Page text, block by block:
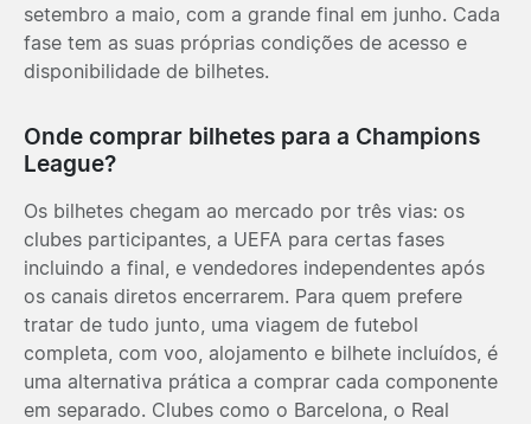
setembro a maio, com a grande final em junho. Cada
fase tem as suas próprias condições de acesso e
disponibilidade de bilhetes.
Onde comprar bilhetes para a Champions
League?
Os bilhetes chegam ao mercado por três vias: os
clubes participantes, a UEFA para certas fases
incluindo a final, e vendedores independentes após
os canais diretos encerrarem. Para quem prefere
tratar de tudo junto, uma viagem de futebol
completa, com voo, alojamento e bilhete incluídos, é
uma alternativa prática a comprar cada componente
em separado. Clubes como o Barcelona , o Real